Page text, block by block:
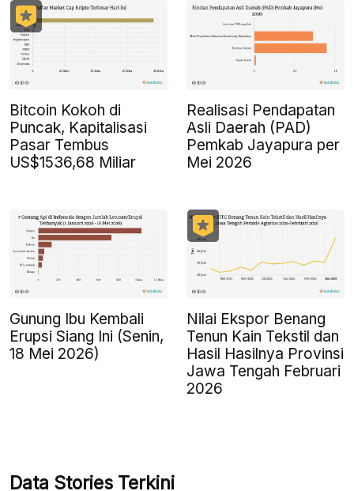
Bitcoin Kokoh di
Puncak, Kapitalisasi
Pasar Tembus
US$1536,68 Miliar
Realisasi Pendapatan
Asli Daerah (PAD)
Pemkab Jayapura per
Mei 2026
Gunung Ibu Kembali
Erupsi Siang Ini (Senin,
18 Mei 2026)
Nilai Ekspor Benang
Tenun Kain Tekstil dan
Hasil Hasilnya Provinsi
Jawa Tengah Februari
2026
Data Stories Terkini